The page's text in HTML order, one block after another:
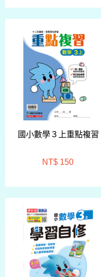
國小數學３上重點複習
NT$ 150